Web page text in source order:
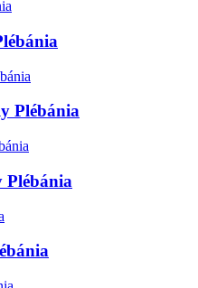
Plébánia
Plébánia